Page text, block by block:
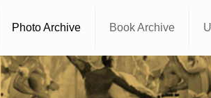
Photo Archive Book Archive